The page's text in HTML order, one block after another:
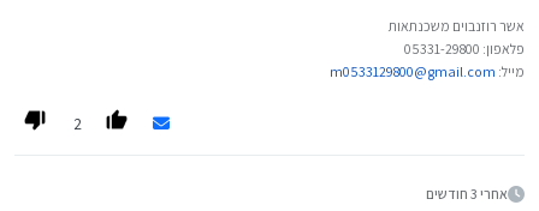
אשר רוזנבוים משכנתאות
פלאפון: 05331-29800
מייל: m0533129800@gmail.com
2
אחרי 3 חודשים